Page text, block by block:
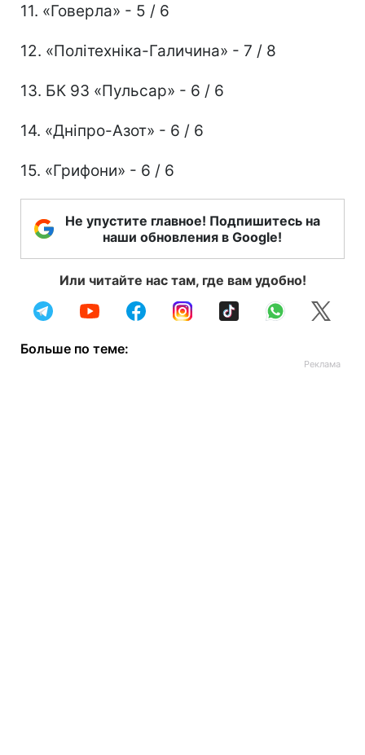
11. «Говерла» - 5 / 6
12. «Політехніка-Галичина» - 7 / 8
13. БК 93 «Пульсар» - 6 / 6
14. «Дніпро-Азот» - 6 / 6
15. «Грифони» - 6 / 6
Не упустите главное! Подпишитесь на
наши обновления в Google!
Или читайте нас там, где вам удобно!
Больше по теме: